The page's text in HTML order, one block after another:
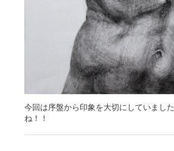
今回は序盤から印象を大切にしていまし
ね！！